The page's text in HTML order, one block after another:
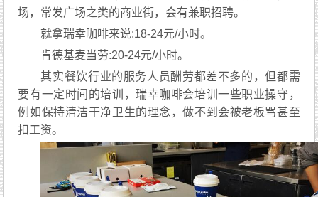
场，常发广场之类的商业街，会有兼职招聘。
就拿瑞幸咖啡来说:18-24元/小时。
肯德基麦当劳:20-24元/小时。
其实餐饮行业的服务人员酬劳都差不多的，但都需
要有一定时间的培训，瑞幸咖啡会培训一些职业操守，
例如保持清洁干净卫生的理念，做不到会被老板骂甚至
扣工资。